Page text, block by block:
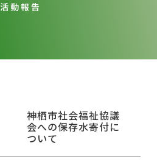
活動報告
神栖市社会福祉協議
会への保存水寄付に
ついて
ー
ジ